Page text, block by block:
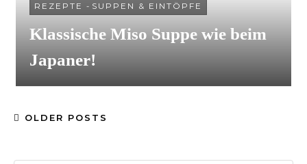
REZEPTE - SUPPEN & EINTÖPFE
Klassische Miso Suppe wie beim
Japaner!
OLDER POSTS